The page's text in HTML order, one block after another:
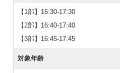
【1部】16:30-17:30
【2部】16:40-17:40
【3部】16:45-17:45
対象年齢